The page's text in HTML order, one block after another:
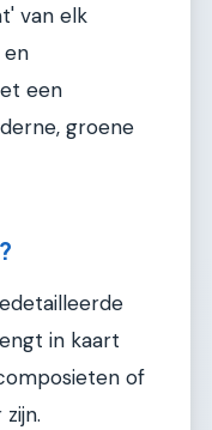
van elk
een
groene
in kaart
of